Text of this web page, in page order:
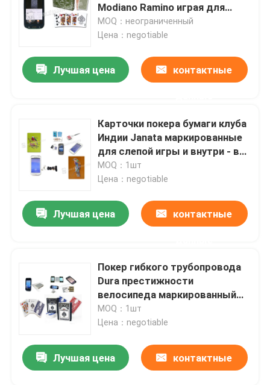
Modiano Ramino играя для
анализатора покера
MOQ：неограниченный
Цена：negotiable
Лучшая цена контактные
Карточки покера бумаги клуба
Индии Janata маркированные
для слепой игры и внутри - вне
игра
MOQ：1шт
Цена：negotiable
Лучшая цена контактные
Покер гибкого трубопровода
Dura престижности
велосипеда маркированный
чешет красные и голубые
карточки плутовки покера
MOQ：1шт
Цена：negotiable
Лучшая цена контактные